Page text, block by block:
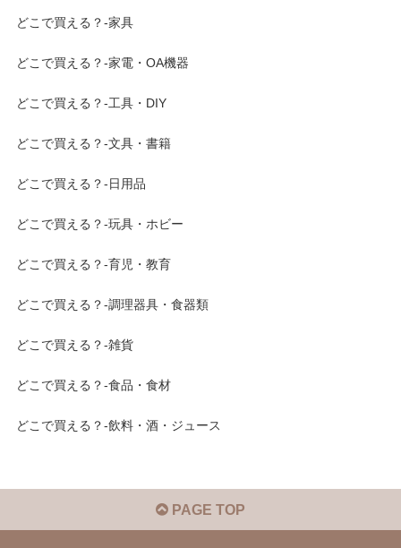
どこで買える？-家具
どこで買える？-家電・OA機器
どこで買える？-工具・DIY
どこで買える？-文具・書籍
どこで買える？-日用品
どこで買える？-玩具・ホビー
どこで買える？-育児・教育
どこで買える？-調理器具・食器類
どこで買える？-雑貨
どこで買える？-食品・食材
どこで買える？-飲料・酒・ジュース
PAGE TOP